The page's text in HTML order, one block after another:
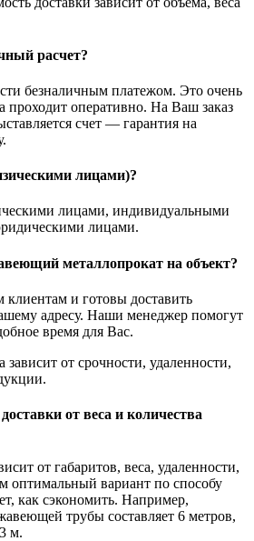
расчет?
безналичным платежом. Это очень
проходит оперативно. На Ваш заказ
счет — гарантия на
лицами)?
лицами, индивидуальными
лицами.
металлопрокат на объект?
и готовы доставить
адресу. Наши менеджер помогут
время для Вас.
от срочности, удаленности,
от веса и количества
от габаритов, веса, удаленности,
оптимальный вариант по способу
как сэкономить. Например,
трубы составляет 6 метров,
м.